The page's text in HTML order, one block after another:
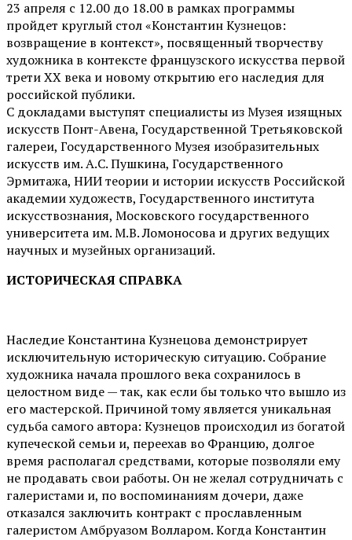
23 апреля с 12.00 до 18.00 в рамках программы
пройдет круглый стол «Константин Кузнецов:
возвращение в контекст», посвященный творчеству
художника в контексте французского искусства первой
трети XX века и новому открытию его наследия для
российской публики.
С докладами выступят специалисты из Музея изящных
искусств Понт-Авена, Государственной Третьяковской
галереи, Государственного Музея изобразительных
искусств им. А.С. Пушкина, Государственного
Эрмитажа, НИИ теории и истории искусств Российской
академии художеств, Государственного института
искусствознания, Московского государственного
университета им. М.В. Ломоносова и других ведущих
научных и музейных организаций.
ИСТОРИЧЕСКАЯ СПРАВКА
Наследие Константина Кузнецова демонстрирует
исключительную историческую ситуацию. Собрание
художника начала прошлого века сохранилось в
целостном виде — так, как если бы только что вышло из
его мастерской. Причиной тому является уникальная
судьба самого автора: Кузнецов происходил из богатой
купеческой семьи и, переехав во Францию, долгое
время располагал средствами, которые позволяли ему
не продавать свои работы. Он не желал сотрудничать с
галеристами и, по воспоминаниям дочери, даже
отказался заключить контракт с прославленным
галеристом Амбруазом Волларом. Когда Константин